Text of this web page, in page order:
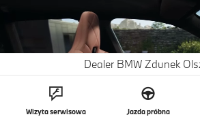
Dealer BMW Zdunek
Wizyta serwisowa Jazda próbna